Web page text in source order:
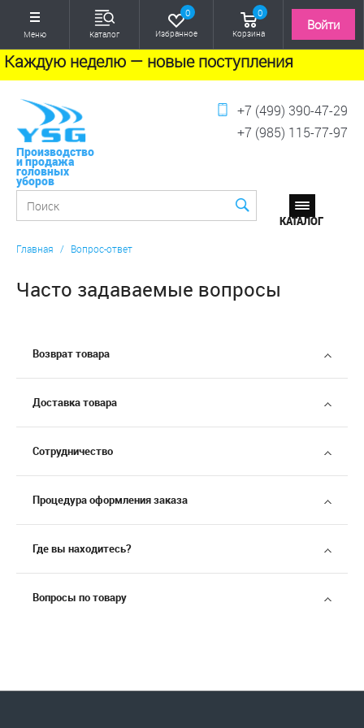
Меню Каталог
0
Избранное
0
Корзина
Войти
Каждую неделю — новые поступления
Производство
и продажа
головных
уборов
+7 (499) 390-47-29
+7 (985) 115-77-97
Главная / Вопрос-ответ
Часто задаваемые вопросы
Возврат товара
Доставка товара
Сотрудничество
Процедура оформления заказа
Где вы находитесь?
Вопросы по товару